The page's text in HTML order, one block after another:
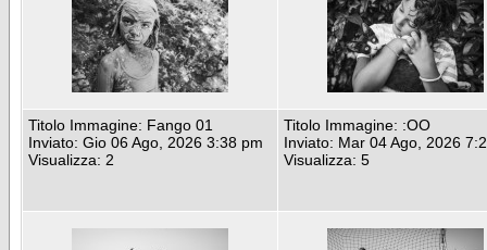
Titolo Immagine: Fango 01
Inviato: Gio 06 Ago, 2026 3:38 pm
Visualizza: 2
Titolo Immagine: :OO
Inviato: Mar 04 Ago, 2026
Visualizza: 5